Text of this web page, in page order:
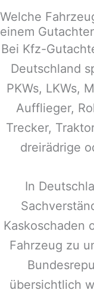
Welche
einem
Bei Kfz-
Deutschland
PKWs, LKWs,
Aufflieger,
Trecker,
dreirädrige
In
Kaskoschaden
Fahrzeug zu
übersichtlich